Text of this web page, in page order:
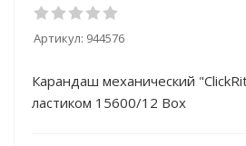
Артикул: 944576
Карандаш механический
ластиком 15600/12 Box